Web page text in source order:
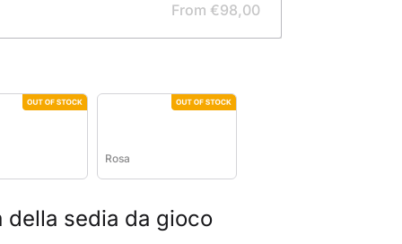
From €98,00
Rosa
sedia da gioco